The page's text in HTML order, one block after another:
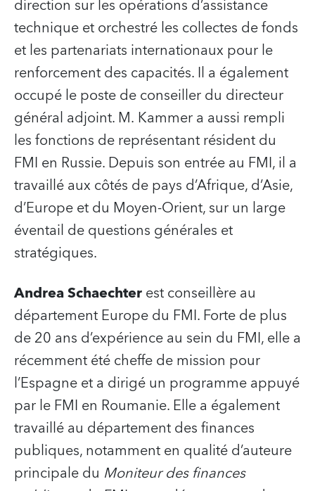
direction sur les opérations d’assistance
technique et orchestré les collectes de fonds
et les partenariats internationaux pour le
renforcement des capacités. Il a également
occupé le poste de conseiller du directeur
général adjoint. M. Kammer a aussi rempli
les fonctions de représentant résident du
FMI en Russie. Depuis son entrée au FMI, il a
travaillé aux côtés de pays d’Afrique, d’Asie,
d’Europe et du Moyen-Orient, sur un large
éventail de questions générales et
stratégiques.
Andrea Schaechterest conseillère au
département Europe du FMI. Forte de plus
de 20 ans d’expérience au sein du FMI, elle a
récemment été cheffe de mission pour
l’Espagne et a dirigé un programme appuyé
par le FMI en Roumanie. Elle a également
travaillé au département des finances
publiques, notamment en qualité d’auteure
principale du Moniteur des finances